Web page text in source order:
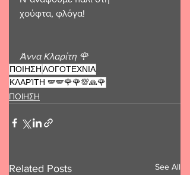
χούφτα, φλόγα!
Άννα Κλαρίτη 🌹
ΠΟΙΗΣΗΛΟΓΟΤΕΧΝΙΑ
ΚΛΑΡΊΤΗ 🪽🪽🌹🌹💯🙏🌹
ΠΟΙΗΣΗ
Related Posts See All